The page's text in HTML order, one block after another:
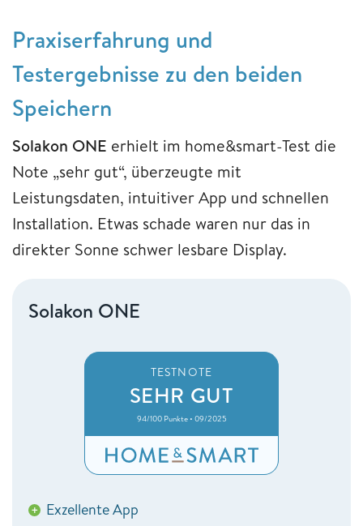
Praxiserfahrung und
Testergebnisse zu den beiden
Speichern
Solakon ONE erhielt im home&smart-Test die
Note „sehr gut“, überzeugte mit
Leistungsdaten, intuitiver App und schnellen
Installation. Etwas schade waren nur das in
direkter Sonne schwer lesbare Display.
Solakon ONE
TESTNOTE
SEHR GUT
94/100 Punkte • 09/2025
+ Exzellente App